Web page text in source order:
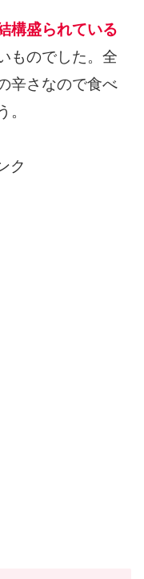
構盛られている
ものでした。全
辛さなので食べ
。
ク